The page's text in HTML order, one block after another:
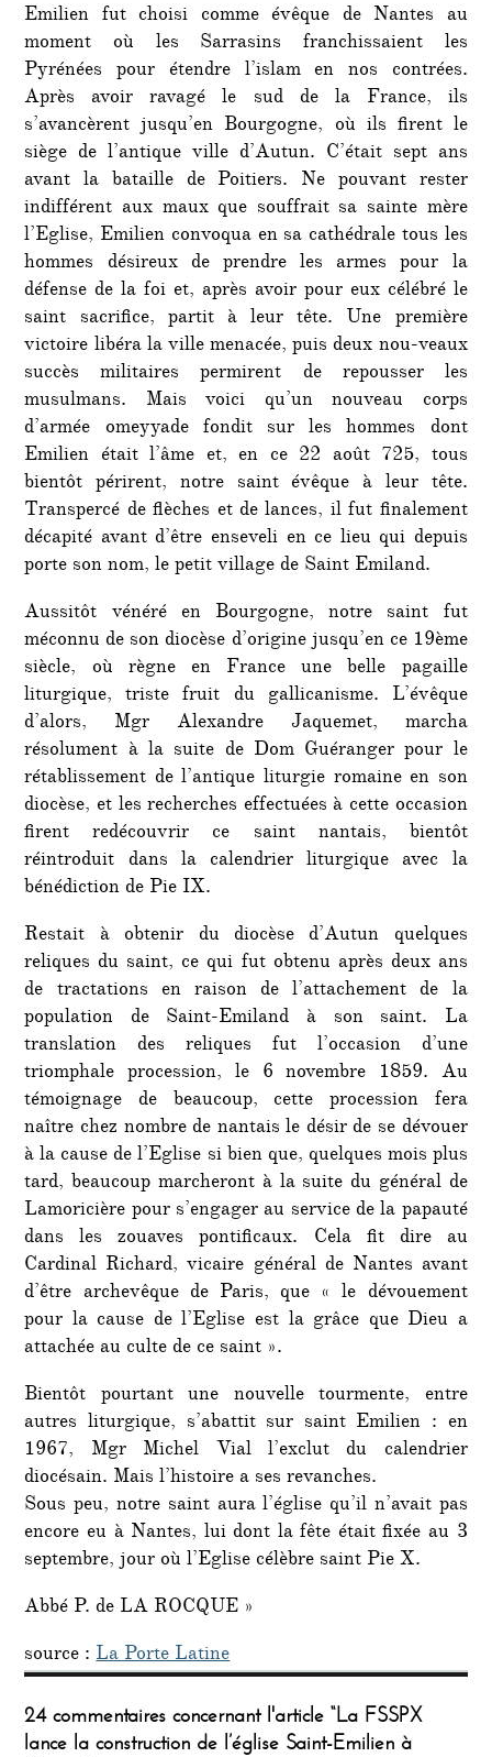
Emilien fut choisi comme évêque de Nantes au
moment où les Sarrasins franchissaient les
Pyrénées pour étendre l’islam en nos contrées.
Après avoir ravagé le sud de la France, ils
s’avancèrent jusqu’en Bourgogne, où ils firent le
siège de l’antique ville d’Autun. C’était sept ans
avant la bataille de Poitiers. Ne pouvant rester
indifférent aux maux que souffrait sa sainte mère
l’Eglise, Emilien convoqua en sa cathédrale tous les
hommes désireux de prendre les armes pour la
défense de la foi et, après avoir pour eux célébré le
saint sacrifice, partit à leur tête. Une première
victoire libéra la ville menacée, puis deux nou-veaux
succès militaires permirent de repousser les
musulmans. Mais voici qu’un nouveau corps
d’armée omeyyade fondit sur les hommes dont
Emilien était l’âme et, en ce 22 août 725, tous
bientôt périrent, notre saint évêque à leur tête.
Transpercé de flèches et de lances, il fut finalement
décapité avant d’être enseveli en ce lieu qui depuis
porte son nom, le petit village de Saint Emiland.
Aussitôt vénéré en Bourgogne, notre saint fut
méconnu de son diocèse d’origine jusqu’en ce 19ème
siècle, où règne en France une belle pagaille
liturgique, triste fruit du gallicanisme. L’évêque
d’alors, Mgr Alexandre Jaquemet, marcha
résolument à la suite de Dom Guéranger pour le
rétablissement de l’antique liturgie romaine en son
diocèse, et les recherches effectuées à cette occasion
firent redécouvrir ce saint nantais, bientôt
réintroduit dans la calendrier liturgique avec la
bénédiction de Pie IX.
Restait à obtenir du diocèse d’Autun quelques
reliques du saint, ce qui fut obtenu après deux ans
de tractations en raison de l’attachement de la
population de Saint-Emiland à son saint. La
translation des reliques fut l’occasion d’une
triomphale procession, le 6 novembre 1859. Au
témoignage de beaucoup, cette procession fera
naître chez nombre de nantais le désir de se dévouer
à la cause de l’Eglise si bien que, quelques mois plus
tard, beaucoup marcheront à la suite du général de
Lamoricière pour s’engager au service de la papauté
dans les zouaves pontificaux. Cela fit dire au
Cardinal Richard, vicaire général de Nantes avant
d’être archevêque de Paris, que « le dévouement
pour la cause de l’Eglise est la grâce que Dieu a
attachée au culte de ce saint ».
Bientôt pourtant une nouvelle tourmente, entre
autres liturgique, s’abattit sur saint Emilien : en
1967, Mgr Michel Vial l’exclut du calendrier
diocésain. Mais l’histoire a ses revanches.
Sous peu, notre saint aura l’église qu’il n’avait pas
encore eu à Nantes, lui dont la fête était fixée au 3
septembre, jour où l’Eglise célèbre saint Pie X.
Abbé P. de LA ROCQUE »
source :La Porte Latine
24 commentaires concernant l'article “La FSSPX
lance la construction de l’église Saint-Emilien à